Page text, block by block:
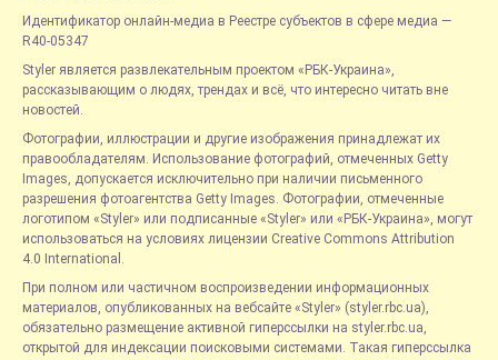
Идентификатор онлайн-медиа в Реестре субъектов в сфере медиа —
R40-05347
Styler является развлекательным проектом «РБК-Украина»,
рассказывающим о людях, трендах и всё, что интересно читать вне
новостей.
Фотографии, иллюстрации и другие изображения принадлежат их
правообладателям. Использование фотографий, отмеченных Getty
Images, допускается исключительно при наличии письменного
разрешения фотоагентства Getty Images. Фотографии, отмеченные
логотипом «Styler» или подписанные «Styler» или «РБК-Украина», могут
использоваться на условиях лицензии Creative Commons Attribution
4.0 International.
При полном или частичном воспроизведении информационных
материалов, опубликованных на вебсайте «Styler» (styler.rbc.ua),
обязательно размещение активной гиперссылки на styler.rbc.ua,
открытой для индексации поисковыми системами. Такая гиперссылка